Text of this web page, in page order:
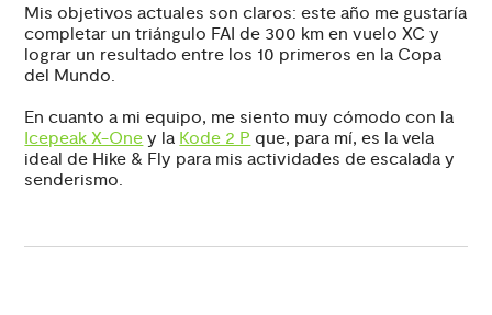
Mis objetivos actuales son claros: este año me gustaría
completar un triángulo FAI de 300 km en vuelo XC y
lograr un resultado entre los 10 primeros en la Copa
del Mundo.
En cuanto a mi equipo, me siento muy cómodo con la
Icepeak X-One y la Kode 2 P que, para mí, es la vela
ideal de Hike & Fly para mis actividades de escalada y
senderismo.